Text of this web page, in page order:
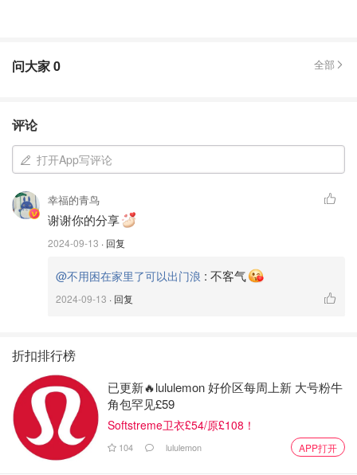
问大家0 全部
评论
打开App写评论
幸福的青鸟
谢谢你的分享
2024-09-13 · 回复
@不用困在家里了可以出门浪 : 不客气
2024-09-13 · 回复
折扣排行榜
已更新🔥lululemon 好价区每周上新 大号粉牛
角包罕见£59
Softstreme卫衣£54/原£108！
104 lululemon APP打开